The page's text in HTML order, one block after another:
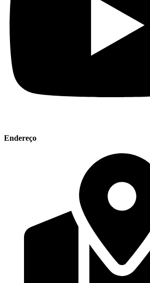
Endereço